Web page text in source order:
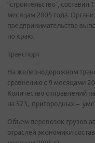
“строительcтво”,
месяцам 2005 года.
предпринимательства
по краю.
Транспорт
На железнодорожном
сравнению с 9 месяцами
Количество отправлений
на 573, пригородных –
Объем перевозок грузов
отраслей экономики